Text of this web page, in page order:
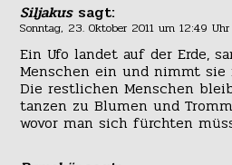
Siljakus sagt:
Sonntag, 23. Oktober 2011 um 12:49 Uhr
Ein Ufo landet auf der Erde,
Menschen ein und nimmt
Die restlichen Menschen
tanzen zu Blumen und
wovor man sich fürchten